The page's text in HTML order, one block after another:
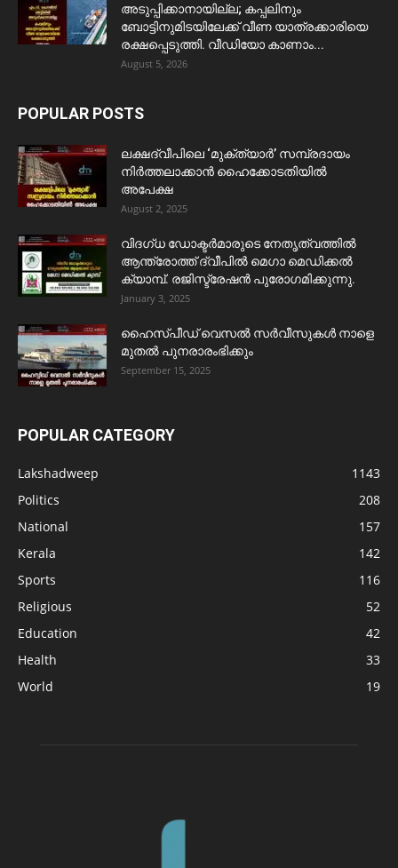
അടുപ്പിക്കാനായില്ല; കപ്പലിനും
ബോട്ടിനുമിടയിലേക്ക് വീണ യാത്രക്കാരിയെ
രക്ഷപ്പെടുത്തി. വീഡിയോ കാണാം...
August 5, 2026
POPULAR POSTS
ലക്ഷദ്വീപിലെ ‘മുക്ത്യാർ’ സമ്പ്രദായം
നിർത്തലാക്കാൻ ഹൈക്കോടതിയിൽ
അപേക്ഷ
August 2, 2025
വിദഗ്ധ ഡോക്ടർമാരുടെ നേതൃത്വത്തിൽ
ആന്ത്രോത്ത് ദ്വീപിൽ മെഗാ മെഡിക്കൽ
ക്യാമ്പ്. രജിസ്ട്രേഷൻ പുരോഗമിക്കുന്നു.
January 3, 2025
ഹൈസ്പീഡ് വെസൽ സർവീസുകൾ നാളെ
മുതൽ പുനരാരംഭിക്കും
September 15, 2025
POPULAR CATEGORY
Lakshadweep
1143
Politics
208
National
157
Kerala
142
Sports
116
Religious
52
Education
42
Health
33
World
19